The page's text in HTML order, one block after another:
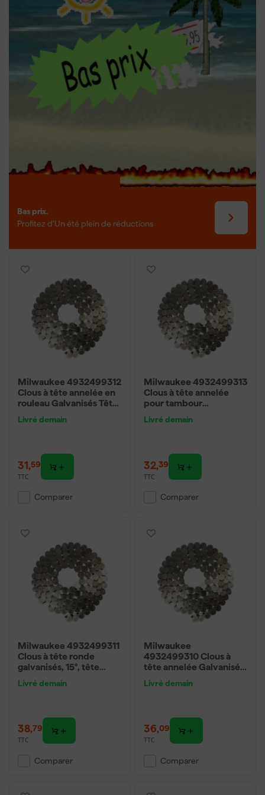
l'application, et sont généralement fabriqués en acier trempé,
parfois avec un revêtement pour une durabilité accrue.
L'utilisation de clous en rouleau augmente considérablement la
rapidité et l'efficacité sur le lieu de travail.
Bas prix.
Profitez d’Un été plein de réductions
Milwaukee 4932499312
Clous à tête annelée en
rouleau Galvanisés Tête
2160 pièces
Livré demain
31,59
TTC
Comparer
Milwaukee 4932499313
Clous à tête annelée
pour tambour
15° 3,05 x 32 mm - 2160
Livré demain
32,39
TTC
Comparer
Milwaukee 4932499311
Clous à tête ronde
galvanisés, 15°, tête
2880 pièces
Livré demain
38,79
TTC
Comparer
Milwaukee
4932499310 Clous à
tête annelée Galvanisés
3,05x19mm - 2880
Livré demain
36,09
TTC
Comparer